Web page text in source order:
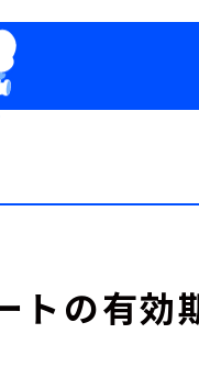
Podcast
トの有効